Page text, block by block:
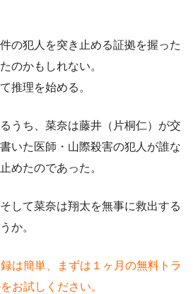
の犯人を突き止める証拠を握った
のかもしれない。
推理を始める。
うち、菜奈は藤井 （片桐仁）が交
いた医師・山際殺害の犯人が誰な
めたのであった。
して菜奈は翔太を無事に救出する
か。
は簡単、まずは１ヶ月の無料トラ
お試しください。